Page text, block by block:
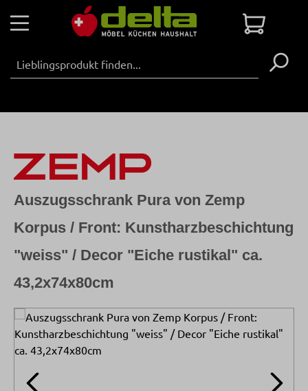
Zum Hauptinhalt springen
Bildergalerie überspringen
Auszugsschrank Pura von Zemp
Korpus / Front: Kunstharzbeschichtung
"weiss" / Decor "Eiche rustikal" ca.
43,2x74x80cm